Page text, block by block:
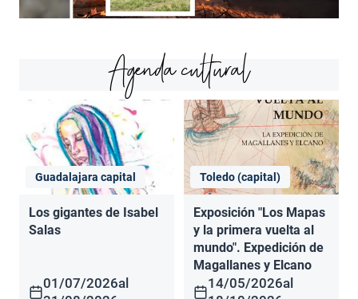
Agenda cultural
Guadalajara capital
Los gigantes de Isabel
Salas
01/07/2026al
Toledo (capital)
Exposición "Los Mapas
y la primera vuelta al
mundo". Expedición de
Magallanes y Elcano
14/05/2026al